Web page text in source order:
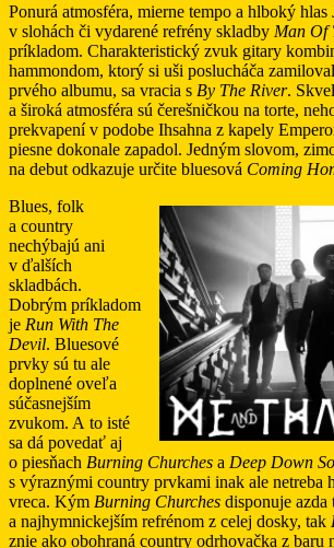
Ponurá atmosféra, mierne tempo a hlboký hlas
v slohách či vydarené refrény skladby Man Of
príkladom. Charakteristický zvuk gitary
hammondom, ktorý si uši poslucháča
prvého albumu, sa vracia s By The River.
a široká atmosféra sú čerešničkou na torte,
prekvapení v podobe Ihsahna z kapely
piesne dokonale zapadol. Jedným slovom,
na debut odkazuje určite bluesová Coming
Blues, folk
a country
nechýbajú ani
v ďalších
skladbách.
Dobrým príkladom
je Run With The
Devil. Bluesové
prvky sú tu ale
doplnené oveľa
súčasnejším
zvukom. A to isté
sa dá povedať aj
o piesňach Burning Churches a Deep Down
s výraznými country prvkami inak ale netreba
vreca. Kým Burning Churches disponuje
a najhymnickejším refrénom z celej dosky, tak
znie ako obohraná country odrhovačka z baru